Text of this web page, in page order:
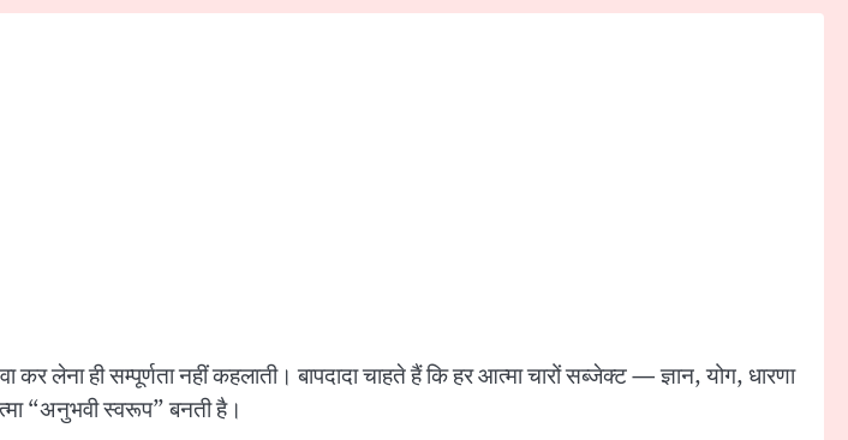
लेना ही सम्पूर्णता नहीं कहलाती। बापदादा चाहते हैं कि हर आत्मा चारों सब्जेक्ट — ज्ञान, योग, धारणा
“अनुभवी स्वरूप” बनती है।